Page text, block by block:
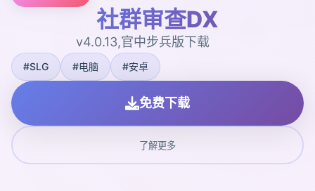
社群审查DX
v4.0.13,官中步兵版下载
#SLG #电脑 #安卓
免费下载
了解更多